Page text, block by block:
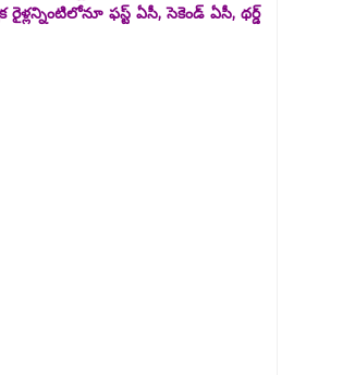
ఫస్ట్‌ ఏసీ, సెకెండ్‌ ఏసీ, థర్డ్‌